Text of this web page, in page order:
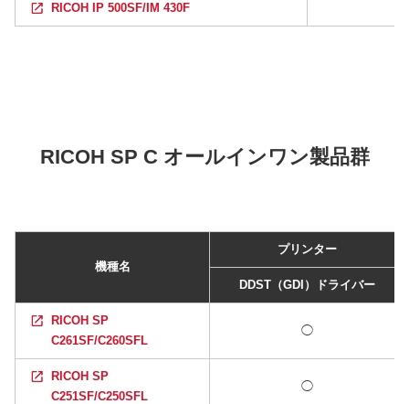
RICOH IP 500SF/IM 430F
RICOH SP C オールインワン製品群
機種名
プリンター
DDST（GDI）ドライバー
RICOH SP
C261SF/C260SFL
◯
RICOH SP
C251SF/C250SFL
◯